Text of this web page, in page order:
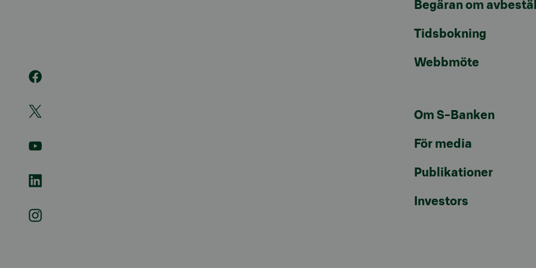
Begäran om
Tidsbokning
Webbmöte
Om S-Banken
För media
Publikationer
Investors